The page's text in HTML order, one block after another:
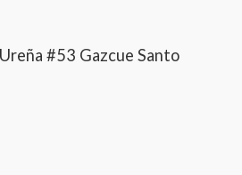
#53 Gazcue Santo